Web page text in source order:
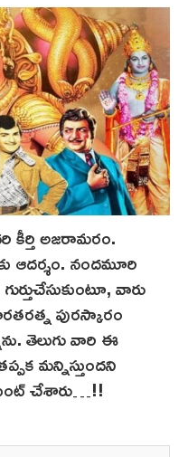
అజరామరం.
ఆదర్శం. నందమూరి
వారు
పురస్కారం
తెలుగు వారి ఈ
మన్నిస్తుందని
చేశారు…!!